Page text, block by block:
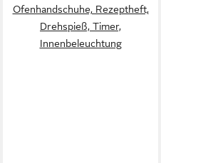
Ofenhandschuhe, Rezeptheft,
Drehspieß, Timer,
Innenbeleuchtung